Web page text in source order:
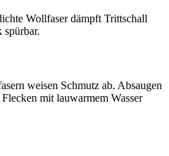
Wollfaser dämpft Trittschall
spürbar.
weisen Schmutz ab. Absaugen
mit lauwarmem Wasser